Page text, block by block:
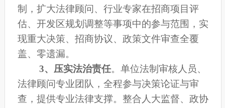
制，扩大法律顾问、行业专家在招商项目评
估、开发区规划调整等事项中的参与范围，实
现重大决策、招商协议、政策文件审查全覆
盖、零遗漏。
3、 压实法治责任。 单位法制审核人员、
法律顾问专业团队，全程参与决策论证与审
查，提供专业法律支撑。整合人大监督、政协